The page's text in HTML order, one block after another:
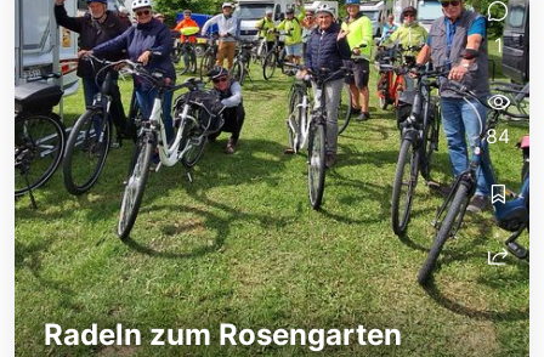
Radeln zum Rosengarten
1
84